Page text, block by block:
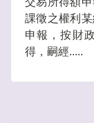
課徵之權利
申報，按財
得，嗣經.....